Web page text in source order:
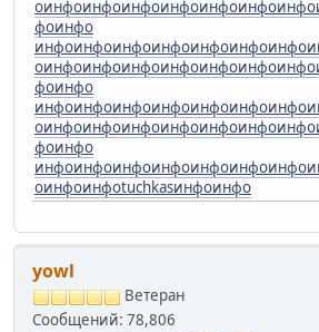
оинфоинфоинфоинфоинфоинфоинфо
фоинфо
инфоинфоинфоинфоинфоинфоинфо
оинфоинфоинфоинфоинфоинфоинфо
фоинфо
инфоинфоинфоинфоинфоинфоинфо
оинфоинфоинфоинфоинфоинфоинфо
фоинфо
инфоинфоинфоинфоинфоинфоинфо
оинфоинфоtuchkasинфоинфо
yowl
Ветеран
Сообщений: 78,806